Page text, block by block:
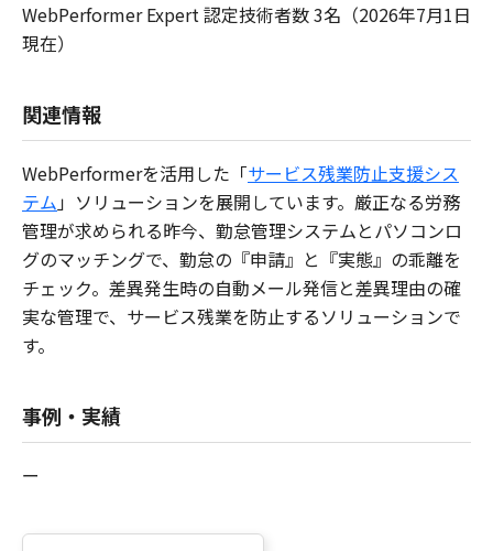
WebPerformer Expert 認定技術者数 3名（2026年7月1日
現在）
関連情報
WebPerformerを活用した「サービス残業防止支援シス
テム」ソリューションを展開しています。厳正なる労務
管理が求められる昨今、勤怠管理システムとパソコンロ
グのマッチングで、勤怠の『申請』と『実態』の乖離を
チェック。差異発生時の自動メール発信と差異理由の確
実な管理で、サービス残業を防止するソリューションで
す。
事例・実績
ー